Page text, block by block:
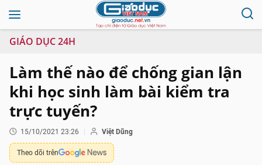
GIÁO DỤC 24H
Làm thế nào để chống gian lận
khi học sinh làm bài kiểm tra
trực tuyến?
15/10/2021 23:26 Việt Dũng
Theo dõi trên